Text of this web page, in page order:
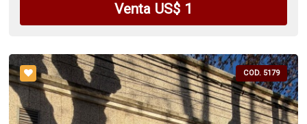
Venta US$ 1
COD. 5179